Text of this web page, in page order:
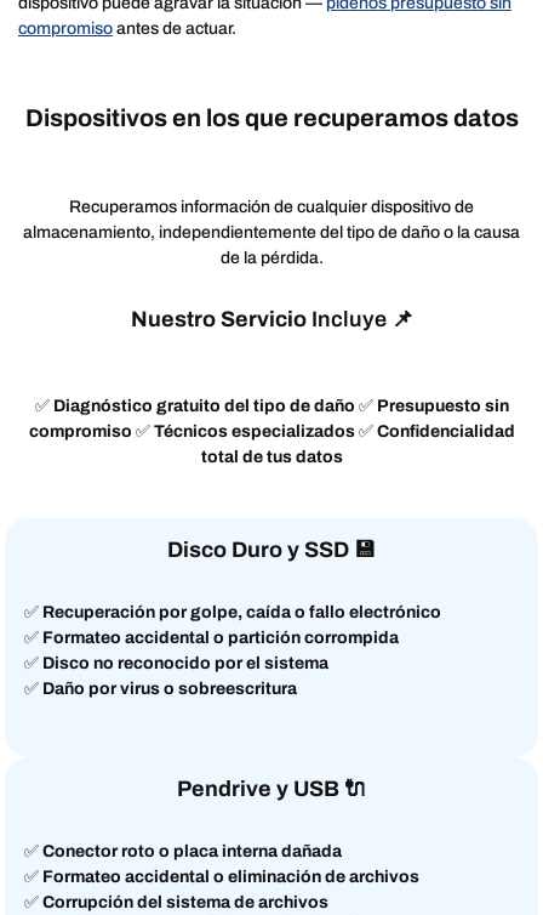
compromiso antes de actuar.
Dispositivos en los que recuperamos datos
Recuperamos información de cualquier dispositivo de
almacenamiento, independientemente del tipo de daño o la causa
de la pérdida.
Nuestro ServicioIncluye 📌
✅ Diagnóstico gratuito del tipo de daño ✅ Presupuesto sin
compromiso ✅ Técnicos especializados✅ Confidencialidad
total de tus datos
Disco Duro y SSD 💾
✅ Recuperación por golpe, caída o fallo electrónico
✅ Formateo accidental o partición corrompida
✅ Disco no reconocido por el sistema
✅ Daño por virus o sobreescritura
Pendrive y USB 🔌
✅Conector roto o placa interna dañada
✅ Formateo accidental o eliminación de archivos
✅Corrupción del sistema de archivos